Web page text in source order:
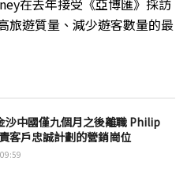
在去年接受《亞博匯》採訪
旅遊質量、減少遊客數量的最
沙中國僅九個月之後離職 Philip
客戶忠誠計劃的營銷崗位